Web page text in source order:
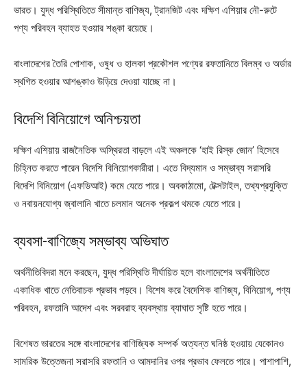
ভারত। যুদ্ধ পরিস্থিতিতে সীমান্ত বাণিজ্য, ট্রানজিট এবং দক্ষিণ এশিয়ার নৌ-রুটে
পণ্য পরিবহন ব্যাহত হওয়ার শঙ্কা রয়েছে।
বাংলাদেশের তৈরি পোশাক, ওষুধ ও হালকা প্রকৌশল পণ্যের রফতানিতে বিলম্ব ও অর্ডার
স্থগিত হওয়ার আশঙ্কাও উড়িয়ে দেওয়া যাচ্ছে না।
বিদেশি বিনিয়োগে অনিশ্চয়তা
দক্ষিণ এশিয়ায় রাজনৈতিক অস্থিরতা বাড়লে এই অঞ্চলকে ‘হাই রিস্ক জোন’ হিসেবে
চিহ্নিত করতে পারেন বিদেশি বিনিয়োগকারীরা। এতে বিদ্যমান ও সম্ভাব্য সরাসরি
বিদেশি বিনিয়োগ (এফডিআই) কমে যেতে পারে। অবকাঠামো, টেক্সটাইল, তথ্যপ্রযুক্তি
ও নবায়নযোগ্য জ্বালানি খাতে চলমান অনেক প্রকল্প থমকে যেতে পারে।
ব্যবসা-বাণিজ্যে সম্ভাব্য অভিঘাত
অর্থনীতিবিদরা মনে করছেন, যুদ্ধ পরিস্থিতি দীর্ঘায়িত হলে বাংলাদেশের অর্থনীতিতে
একাধিক খাতে নেতিবাচক প্রভাব পড়বে। বিশেষ করে বৈদেশিক বাণিজ্য, বিনিয়োগ, পণ্য
পরিবহন, রফতানি আদেশ এবং সরবরাহ ব্যবস্থায় ব্যাঘাত সৃষ্টি হতে পারে।
বিশেষত ভারতের সঙ্গে বাংলাদেশের বাণিজ্যিক সম্পর্ক অত্যন্ত ঘনিষ্ঠ হওয়ায় যেকোনও
সামরিক উত্তেজনা সরাসরি রফতানি ও আমদানির ওপর প্রভাব ফেলতে পারে। পাশাপাশি,